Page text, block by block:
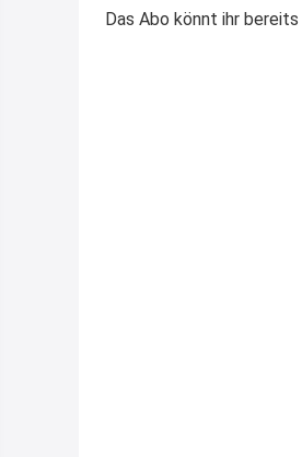
Das Abo könnt ihr bereits